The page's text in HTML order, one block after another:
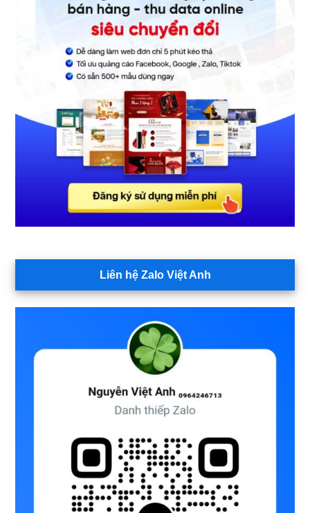
Liên hệ Zalo Việt Anh